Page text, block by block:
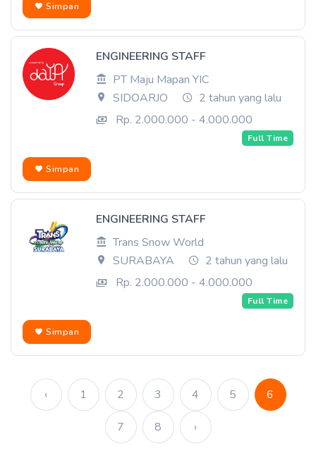
Simpan
ENGINEERING STAFF
PT Maju Mapan YIC
SIDOARJO
2 tahun yang lalu
Rp. 2.000.000 - 4.000.000
Full Time
Simpan
ENGINEERING STAFF
Trans Snow World
SURABAYA
2 tahun yang lalu
Rp. 2.000.000 - 4.000.000
Full Time
Simpan
‹ 1 2 3 4 5 6
7 8 ›